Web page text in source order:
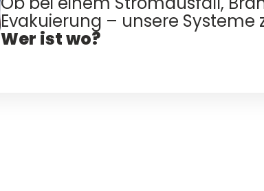
Evakuierung – unsere Systeme
Wer ist wo?